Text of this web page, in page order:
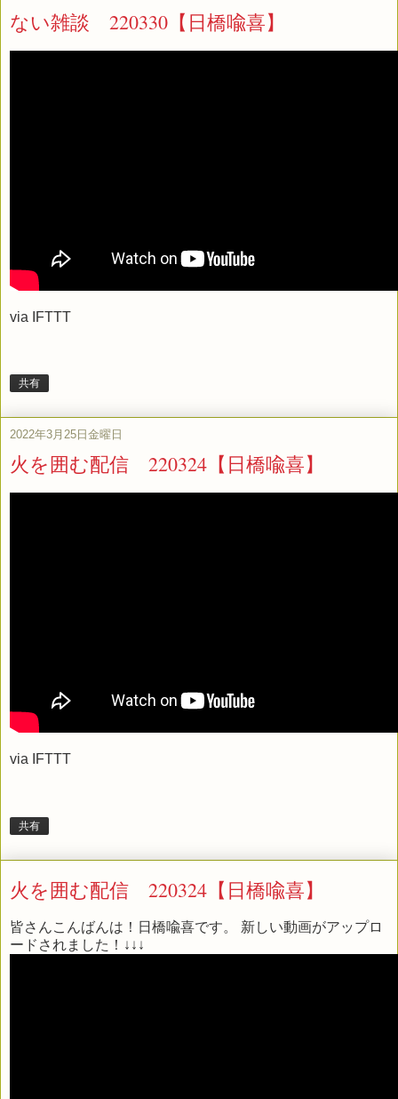
ない雑談 220330【日橋喩喜】
via IFTTT
共有
2022年3月25日金曜日
火を囲む配信 220324【日橋喩喜】
via IFTTT
共有
火を囲む配信 220324【日橋喩喜】
皆さんこんばんは！日橋喩喜です。 新しい動画がアップロ
ードされました！↓↓↓